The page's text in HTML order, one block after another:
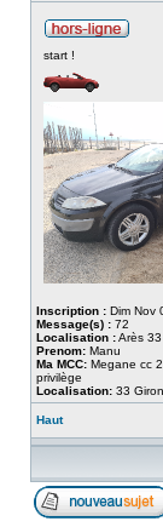
start !
Inscription : Dim Nov
Message(s) : 72
Localisation :Arès
Prenom: Manu
Ma MCC: Megane cc
privilège
Localisation: 33
Haut